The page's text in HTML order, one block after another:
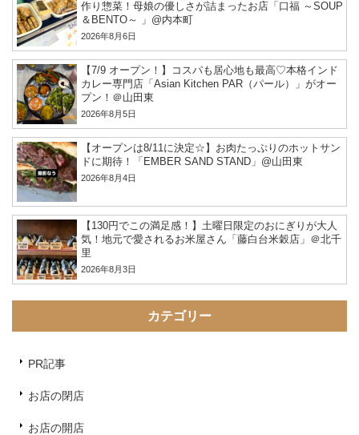
作り惣菜！母娘の優しさが詰まったお店「口福 ～SOUP
＆BENTO～ 」@内本町
2026年8月6日
【7/9 オープン！】コスパも居心地も最高♡本格インド
カレー専門店「Asian Kitchen PAR（パール）」がオー
プン！＠山田東
2026年8月5日
【オープンは8/11に決定☆】お肉たっぷりのホットサン
ドに期待！「EMBER SAND STAND」@山田東
2026年8月4日
【130円でこの満足感！】土曜日限定のおにぎりが大人
気！地元で愛されるお米屋さん「藤白台米穀店」＠北千
里
2026年8月3日
カテゴリー
PR記事
お店の閉店
お店の開店